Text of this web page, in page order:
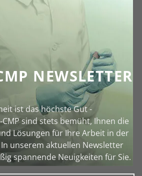
NEWSLETTER
ist das höchste Gut -
sind stets bemüht, Ihnen die
Lösungen für Ihre Arbeit in der
unserem aktuellen Newsletter
spannende Neuigkeiten für Sie.